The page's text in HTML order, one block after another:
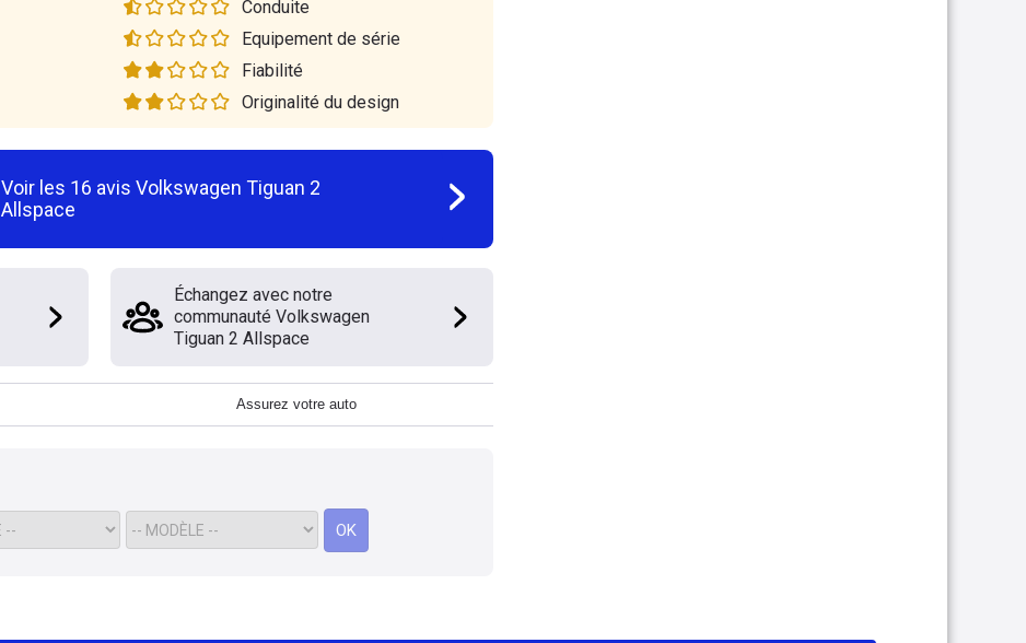
Conduite
Equipement de série
Fiabilité
Originalité du design
Voir les 16 avis Volkswagen Tiguan 2
Allspace
Échangez avec notre
communauté Volkswagen
Tiguan 2 Allspace
Assurez votre auto
OK